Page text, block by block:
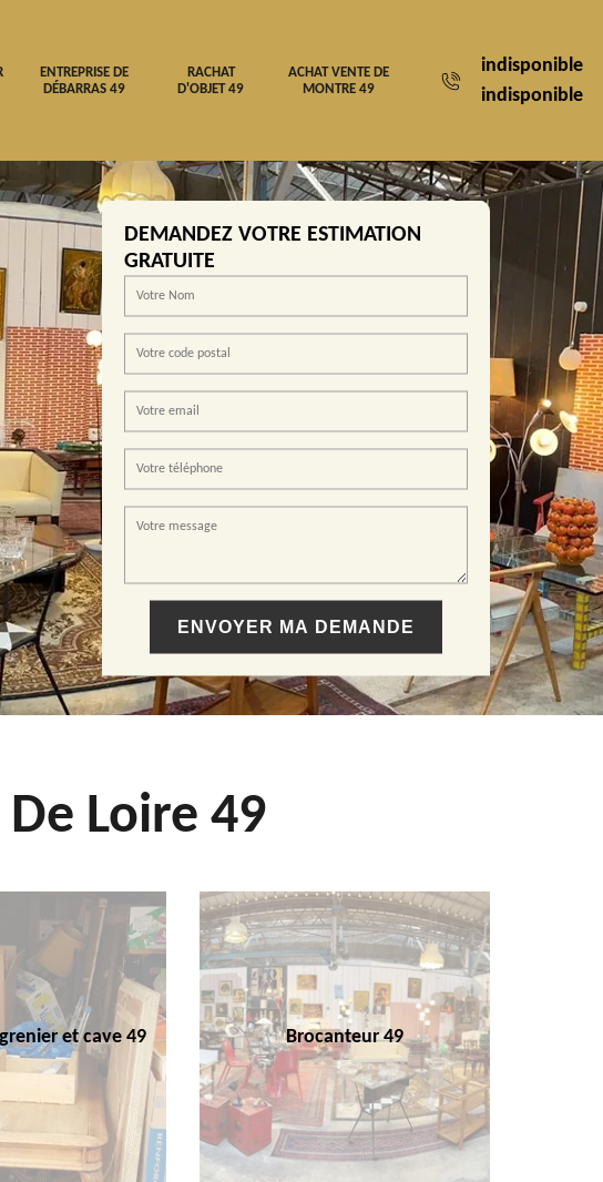
ENTREPRISE DE
DÉBARRAS 49
RACHAT
D'OBJET 49
ACHAT VENTE DE
MONTRE 49
indisponible
indisponible
DEMANDEZ VOTRE ESTIMATION
GRATUITE
Loire 49
et cave 49 Brocanteur 49